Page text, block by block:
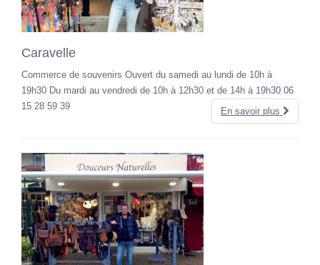
Caravelle
Commerce de souvenirs Ouvert du samedi au lundi de 10h à
19h30 Du mardi au vendredi de 10h à 12h30 et de 14h à 19h30 06
15 28 59 39
En savoir plus